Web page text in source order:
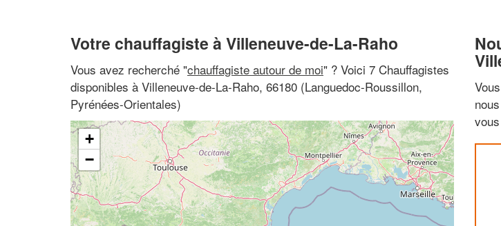
Votre chauffagiste à Villeneuve-de-La-Raho
Vous avez recherché "chauffagiste autour de moi" ? Voici 7 Chauffagistes
disponibles à Villeneuve-de-La-Raho, 66180 (Languedoc-Roussillon,
Pyrénées-Orientales)
+
−